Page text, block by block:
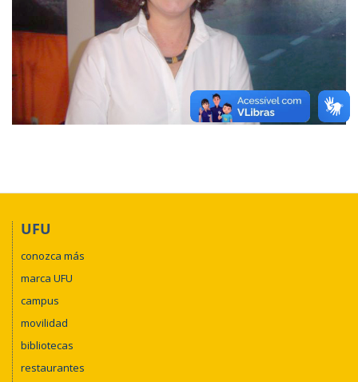
UFU
conozca más
marca UFU
campus
movilidad
bibliotecas
restaurantes